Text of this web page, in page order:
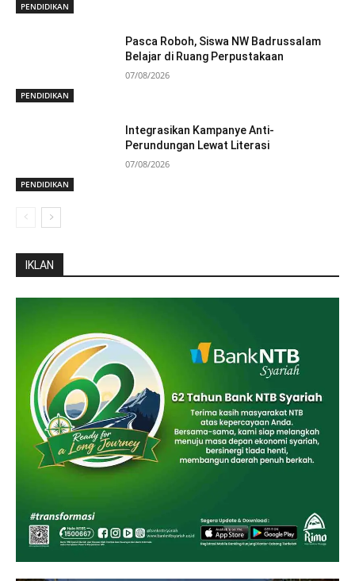
PENDIDIKAN
PENDIDIKAN
Pasca Roboh, Siswa NW Badrussalam
Belajar di Ruang Perpustakaan
07/08/2026
PENDIDIKAN
Integrasikan Kampanye Anti-
Perundungan Lewat Literasi
07/08/2026
IKLAN